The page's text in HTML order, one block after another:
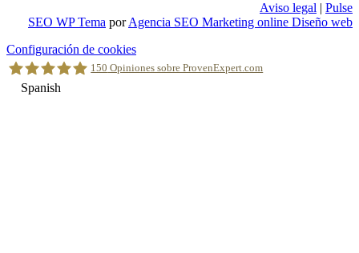
Aviso legal | Pulse
SEO WP Tema porAgencia SEO Marketing online Diseño web
Scroll
al
inicio
Configuración de cookies
150 Opiniones sobre ProvenExpert.com
Spanish